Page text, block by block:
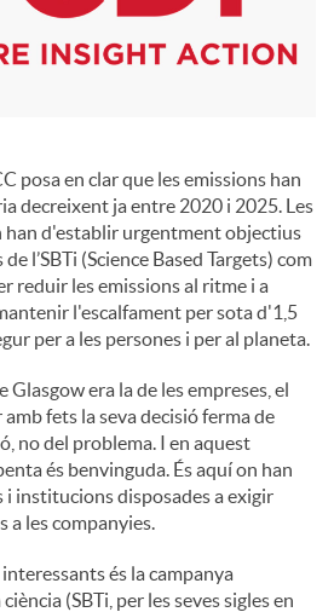
posa en clar que les emissions han
decreixent ja entre 2020 i 2025. Les
han d'establir urgentment objectius
l’SBTi (Science Based Targets) com
reduir les emissions al ritme i a
l'escalfament per sota d'1,5
per a les persones i per al planeta.
Glasgow era la de les empreses, el
fets la seva decisió ferma de
no del problema. I en aquest
és benvinguda. És aquí on han
institucions disposades a exigir
a les companyies.
és la campanya
(SBTi, per les seves sigles en